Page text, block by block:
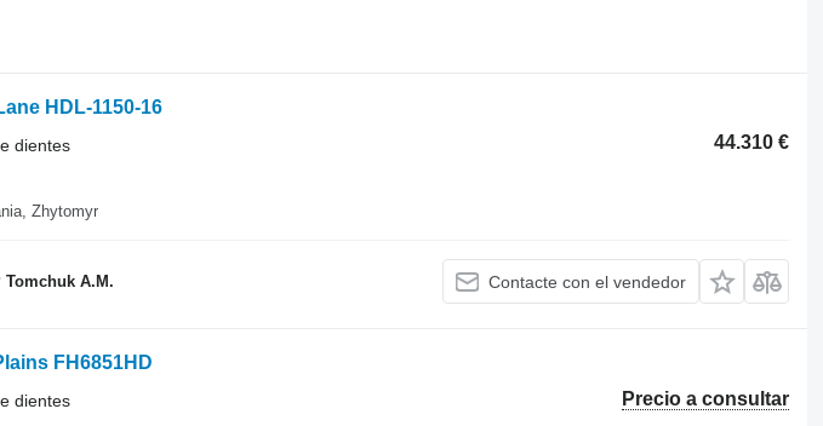
HDL-1150-16
44.310 €
dientes
Zhytomyr
Tomchuk A.M. Contacte con el vendedor
FH6851HD
Precio a consultar
dientes